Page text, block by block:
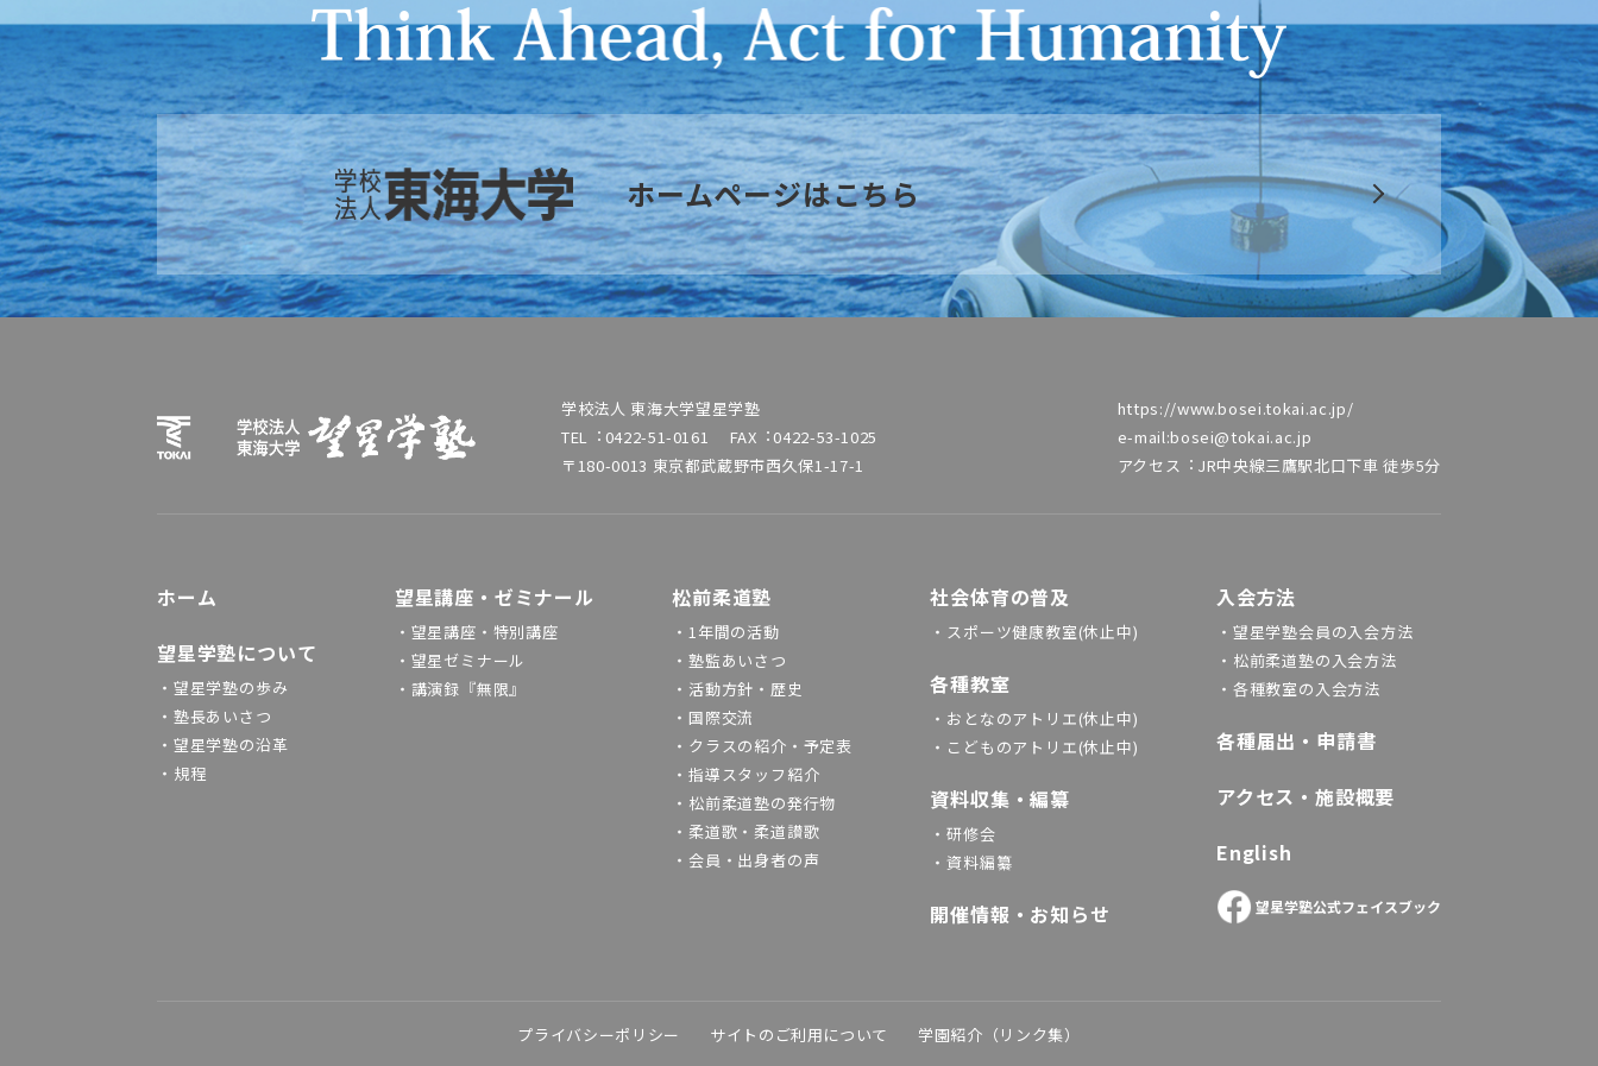
ホームページはこちら
学校法⼈ 東海⼤学望星学塾
TEL︓0422-51-0161 FAX︓0422-53-1025
〒180-0013 東京都武蔵野市⻄久保1-17-1
https://www.bosei.tokai.ac.jp/
e-mail:bosei@tokai.ac.jp
アクセス︓JR中央線三鷹駅北⼝下⾞ 徒歩5分
ホーム
望星学塾について
・望星学塾の歩み
・塾長あいさつ
・望星学塾の沿革
・規程
望星講座・ゼミナール
・望星講座・特別講座
・望星ゼミナール
・講演録『無限』
松前柔道塾
・1年間の活動
・塾監あいさつ
・活動方針・歴史
・国際交流
・クラスの紹介・予定表
・指導スタッフ紹介
・松前柔道塾の発行物
・柔道歌・柔道讃歌
・会員・出身者の声
社会体育の普及
・スポーツ健康教室(休止中)
各種教室
・おとなのアトリエ(休止中)
・こどものアトリエ(休止中)
資料収集・編纂
・研修会
・資料編纂
開催情報・お知らせ
入会方法
・望星学塾会員の入会方法
・松前柔道塾の入会方法
・各種教室の入会方法
各種届出・申請書
アクセス・施設概要
English
望星学塾公式フェイスブック
プライバシーポリシー サイトのご利⽤について 学園紹介（リンク集）